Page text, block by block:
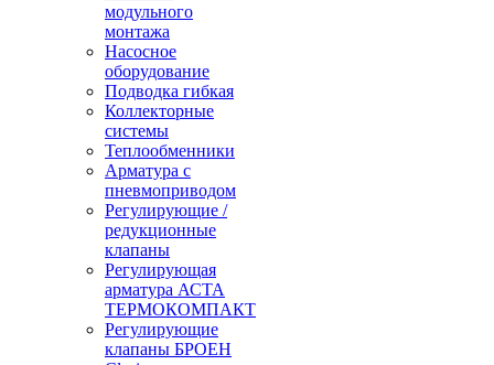
модульного
монтажа
Насосное
оборудование
Подводка гибкая
Коллекторные
системы
Теплообменники
Арматура с
пневмоприводом
Регулирующие /
редукционные
клапаны
Регулирующая
арматура АСТА
ТЕРМОКОМПАКТ
Регулирующие
клапаны БРОЕН